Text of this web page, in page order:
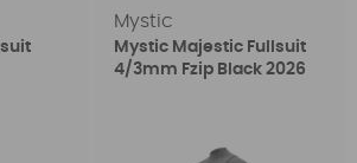
Mystic
Mystic Majestic Fullsuit
4/3mm Fzip Black 2026